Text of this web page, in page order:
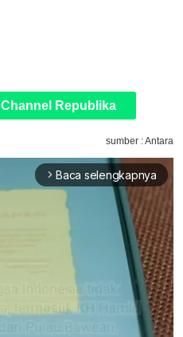
Republika
sumber : Antara
arrow_forward_ios Baca selengkapnya